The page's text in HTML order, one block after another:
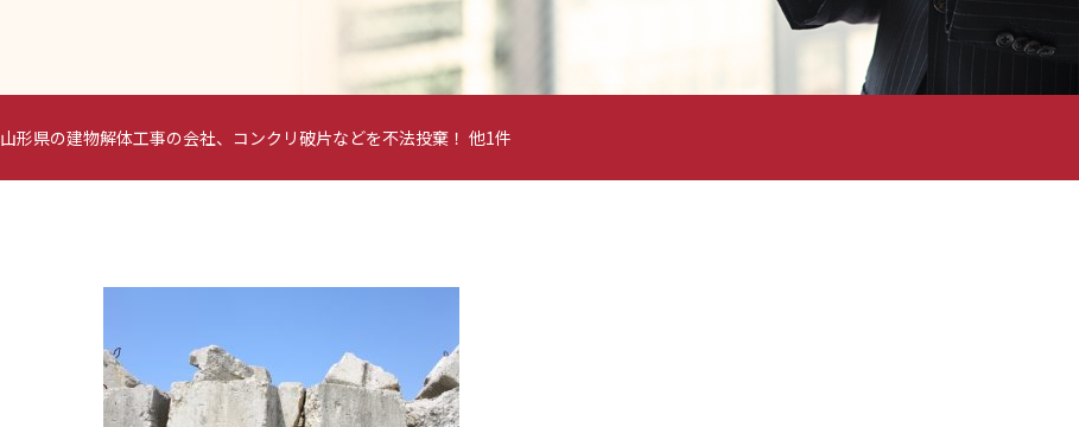
山形県の建物解体工事の会社、コンクリ破片などを不法投棄！ 他1件